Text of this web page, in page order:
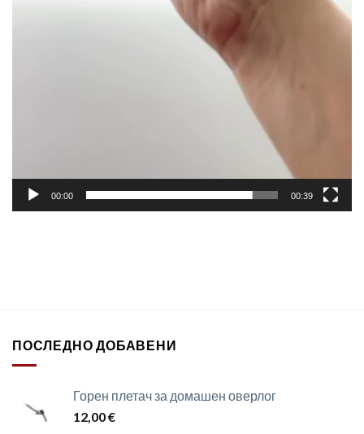
00:00 00:39
ПОСЛЕДНО ДОБАВЕНИ
Горен плетач за домашен оверлог
12,00€